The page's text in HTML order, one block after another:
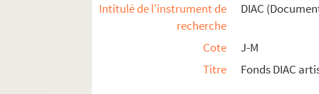
Intitulé de l'instrument de
recherche
DIAC
Cote
J-M
Titre
Fonds DIAC
Artistes. JOVENEAUX, Lucien